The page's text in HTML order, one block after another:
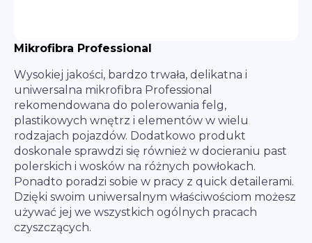
Mikrofibra Professional
Wysokiej jakości, bardzo trwała, delikatna i
uniwersalna mikrofibra Professional
rekomendowana do polerowania felg,
plastikowych wnętrz i elementów w wielu
rodzajach pojazdów. Dodatkowo produkt
doskonale sprawdzi się również w docieraniu past
polerskich i wosków na różnych powłokach.
Ponadto poradzi sobie w pracy z quick detailerami.
Dzięki swoim uniwersalnym właściwościom możesz
używać jej we wszystkich ogólnych pracach
czyszczących.